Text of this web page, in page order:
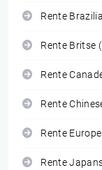
Rente
Rente Britse
Rente
Rente
Rente
Rente